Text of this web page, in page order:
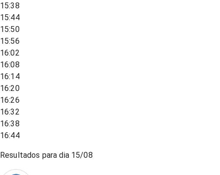
15:38
15:44
15:50
15:56
16:02
16:08
16:14
16:20
16:26
16:32
16:38
16:44
Resultados para dia 15/08